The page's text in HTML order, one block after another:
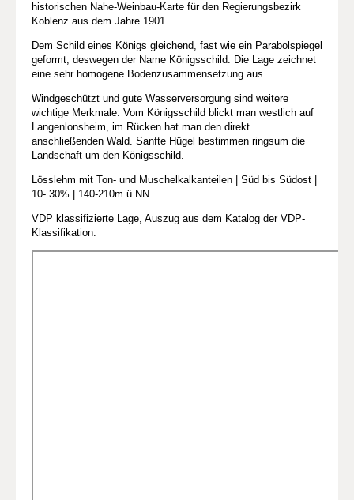
historischen Nahe-Weinbau-Karte für den Regierungsbezirk
Koblenz aus dem Jahre 1901.
Dem Schild eines Königs gleichend, fast wie ein Parabolspiegel
geformt, deswegen der Name Königsschild. Die Lage zeichnet
eine sehr homogene Bodenzusammensetzung aus.
Windgeschützt und gute Wasserversorgung sind weitere
wichtige Merkmale. Vom Königsschild blickt man westlich auf
Langenlonsheim, im Rücken hat man den direkt
anschließenden Wald. Sanfte Hügel bestimmen ringsum die
Landschaft um den Königsschild.
Lösslehm mit Ton- und Muschelkalkanteilen | Süd bis Südost |
10- 30% | 140-210m ü.NN
VDP klassifizierte Lage, Auszug aus dem Katalog der VDP-
Klassifikation.